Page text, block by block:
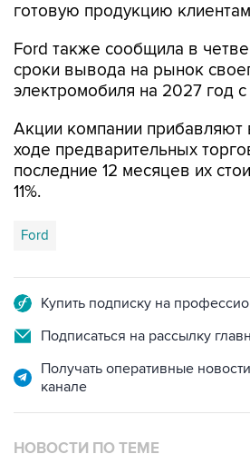
Ford также сообщила в
электромобиля на 2027 год
Акции компании прибавляют
последние 12 месяцев их
11%.
Ford
Подписаться на рассылку
Получать оперативные
НОВОСТИ ПО ТЕМЕ
12 декабря 2023 года 09:38